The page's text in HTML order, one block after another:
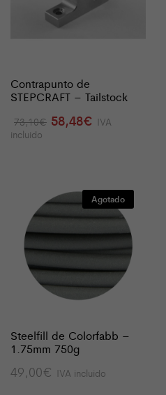
Contrapunto de
STEPCRAFT – Tailstock
73,10€ El
precio
58,48€ ElIVA
incluido
Agotado
Steelfill de Colorfabb –
1.75mm 750g
49,00€ IVA incluido